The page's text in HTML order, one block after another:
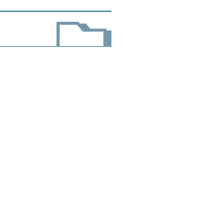
Española,
el buen uso del
y en